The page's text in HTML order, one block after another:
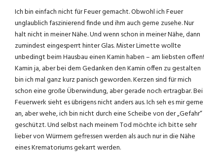
Ich bin einfach nicht für Feuer gemacht. Obwohl ich Feuer
unglaublich faszinierend finde und ihm auch gerne zusehe. Nur
halt nicht in meiner Nähe. Und wenn schon in meiner Nähe, dann
zumindest eingesperrt hinter Glas. Mister Limette wollte
unbedingt beim Hausbau einen Kamin haben – am liebsten offen!
Kamin ja, aber bei dem Gedanken den Kamin offen zu gestalten
bin ich mal ganz kurz panisch geworden. Kerzen sind für mich
schon eine große Überwindung, aber gerade noch ertragbar. Bei
Feuerwerk sieht es übrigens nicht anders aus. Ich seh es mir gerne
an, aber wehe, ich bin nicht durch eine Scheibe von der „Gefahr“
geschützt. Und selbst nach meinem Tod möchte ich bitte sehr
lieber von Würmern gefressen werden als auch nur in die Nähe
eines Krematoriums gekarrt werden.